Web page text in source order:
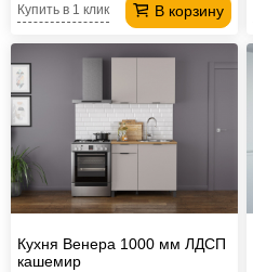
В корзину
Купить в 1 клик
Кухня Венера 1000 мм ЛДСП
кашемир